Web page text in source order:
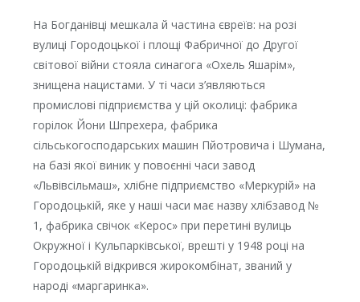
На Богданівці мешкала й частина євреїв: на розі
вулиці Городоцької і площі Фабричної до Другої
світової війни стояла синагога «Охель Яшарім»,
знищена нацистами. У ті часи з’являються
промислові підприємства у цій околиці: фабрика
горілок Йони Шпрехера, фабрика
сільськогосподарських машин Пйотровича і Шумана,
на базі якої виник у повоєнні часи завод
«Львівсільмаш», хлібне підприємство «Меркурій» на
Городоцькій, яке у наші часи має назву хлібзавод №
1, фабрика свічок «Керос» при перетині вулиць
Окружної і Кульпарківської, врешті у 1948 році на
Городоцькій відкрився жирокомбінат, званий у
народі «маргаринка».